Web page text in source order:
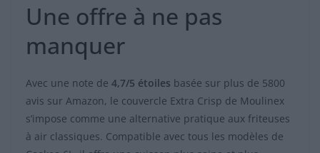
Une offre à ne pas
manquer
Avec une note de 4,7/5 étoiles basée sur plus de 5800
avis sur Amazon, le couvercle Extra Crisp de Moulinex
s’impose comme une alternative pratique aux friteuses
à air classiques. Compatible avec tous les modèles de